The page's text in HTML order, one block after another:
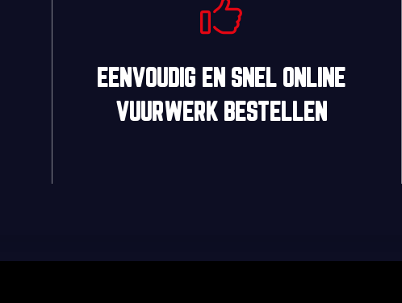
EENVOUDIG EN SNELONLINE
VUURWERK BESTELLEN